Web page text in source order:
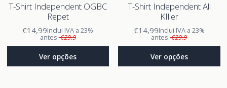
T-Shirt Independent OGBC
Repet
€14,99Inclui IVA a 23%
antes:€29.9
Ver opções
T-Shirt Independent All
KIller
€14,99Inclui IVA a 23%
antes:€29.9
Ver opções